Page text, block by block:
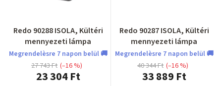
Redo 90288 ISOLA, Kültéri
mennyezeti lámpa
Megrendelèsre 7 napon belül 🚚
23 304 Ft
27 743 Ft (–16 %)
Redo 90287 ISOLA, Kültéri
mennyezeti lámpa
Megrendelèsre 7 napon belül 🚚
33 889 Ft
40 344 Ft (–16 %)